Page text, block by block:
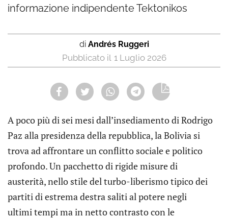
informazione indipendente Tektonikos
di Andrés Ruggeri
1 Luglio 2026
A poco più di sei mesi dall’insediamento di Rodrigo
Paz alla presidenza della repubblica, la Bolivia si
trova ad affrontare un conflitto sociale e politico
profondo. Un pacchetto di rigide misure di
austerità, nello stile del turbo-liberismo tipico dei
partiti di estrema destra saliti al potere negli
ultimi tempi ma in netto contrasto con le